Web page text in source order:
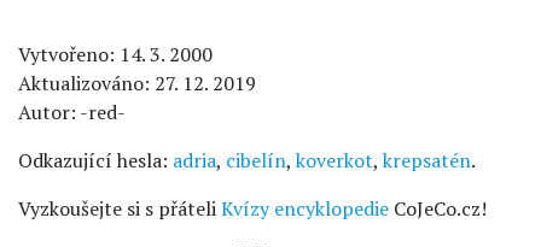
Vytvořeno: 14. 3. 2000
Aktualizováno: 27. 12. 2019
Autor: -red-
Odkazující hesla: adria, cibelín,koverkot,krepsatén.
Vyzkoušejte si s přáteliKvízy encyklopedie CoJeCo.cz!